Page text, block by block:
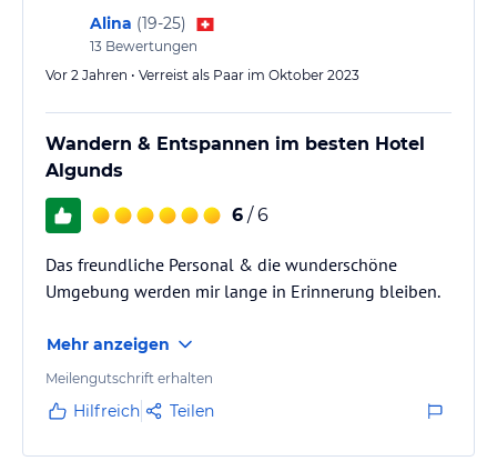
Alina (19-25)
13 Bewertungen
Vor 2 Jahren • Verreist als Paar im Oktober 2023
Wandern & Entspannen im besten Hotel
Algunds
6 / 6
Das freundliche Personal & die wunderschöne
Umgebung werden mir lange in Erinnerung bleiben.
Mehr anzeigen
Meilengutschrift erhalten
Hilfreich Teilen